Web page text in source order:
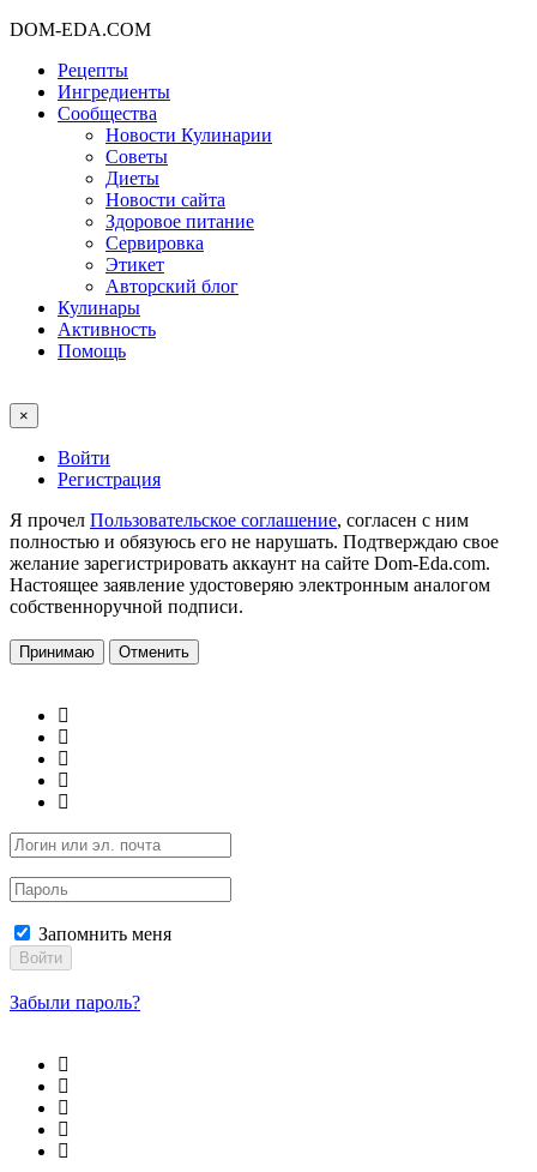
DOM-EDA.COM
Рецепты
Ингредиенты
Сообщества
Новости Кулинарии
Советы
Диеты
Новости сайта
Здоровое питание
Сервировка
Этикет
Авторский блог
Кулинары
Активность
Помощь
×
Войти
Регистрация
Я прочел Пользовательское соглашение, согласен с ним
полностью и обязуюсь его не нарушать. Подтверждаю свое
желание зарегистрировать аккаунт на сайте Dom-Eda.com.
Настоящее заявление удостоверяю электронным аналогом
собственноручной подписи.
Принимаю Отменить
Запомнить меня
Войти
Забыли пароль?